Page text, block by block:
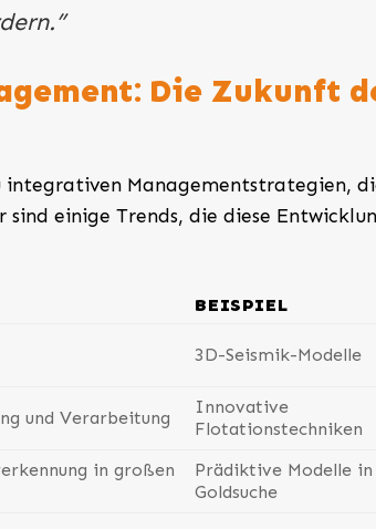
Die Zukunft
integrativen Managementstrategien,
einige Trends, die diese
BEISPIEL
3D-Seismik-Modelle
und Verarbeitung
Innovative
Flotationstechniken
in großen
Prädiktive Modelle
Goldsuche